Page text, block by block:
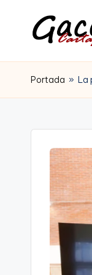
Saltar
al
G
a
e
Gaceta
que
informa
Portada » La